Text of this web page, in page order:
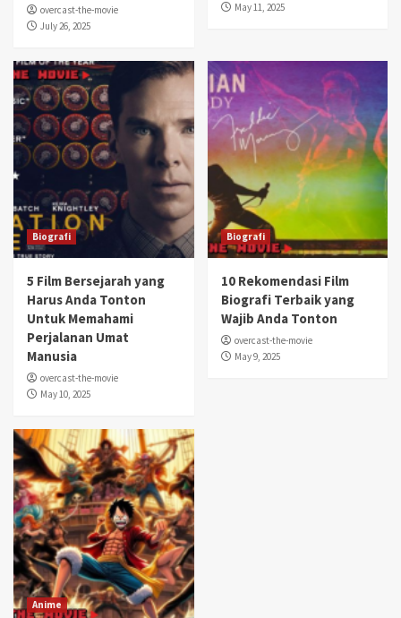
overcast-the-movie
July 26, 2025
May 11, 2025
Biografi
5 Film Bersejarah yang
Harus Anda Tonton
Untuk Memahami
Perjalanan Umat
Manusia
overcast-the-movie
May 10, 2025
Biografi
10 Rekomendasi Film
Biografi Terbaik yang
Wajib Anda Tonton
overcast-the-movie
May 9, 2025
Anime